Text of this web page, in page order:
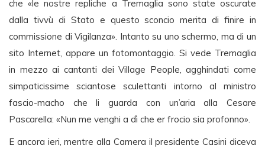
che «le nostre repliche a Tremaglia sono state oscurate
dalla tivvù di Stato e questo sconcio merita di finire in
commissione di Vigilanza». Intanto su uno schermo, ma di un
sito Internet, appare un fotomontaggio. Si vede Tremaglia
in mezzo ai cantanti dei Village People, agghindati come
simpaticissime sciantose sculettanti intorno al ministro
fascio-macho che li guarda con un’aria alla Cesare
Pascarella: «Nun me venghi a dì che er frocio sia profonno».
E ancora ieri, mentre alla Camera il presidente Casini diceva